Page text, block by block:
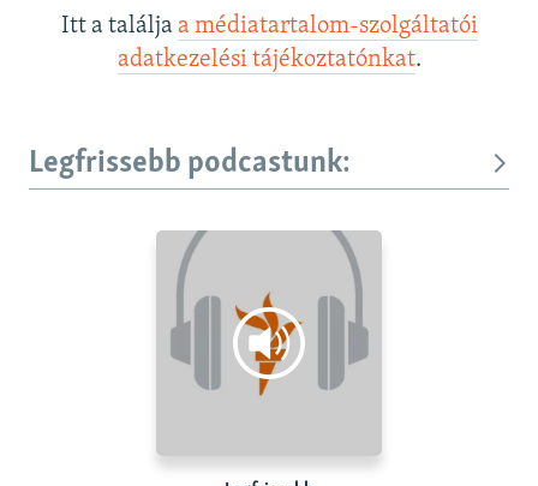
Itt a találja a médiatartalom-szolgáltatói
adatkezelési tájékoztatónkat.
Legfrissebb podcastunk: